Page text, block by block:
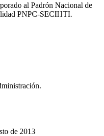
al Padrón Nacional de
PNPC-SECIHTI.
de 2013